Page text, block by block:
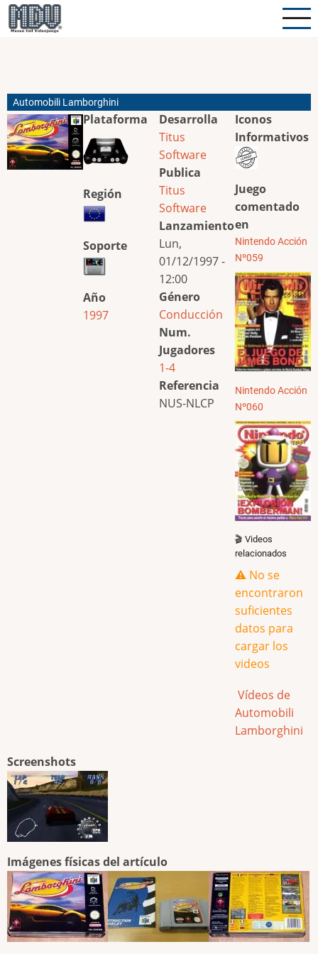
Pasar
al
Automobili Lamborghini
Plataforma
Región
Soporte
Año
1997
Desarrolla
Titus
Software
Publica
Titus
Software
Lanzamiento
Lun,
01/12/1997 -
12:00
Género
Conducción
Num.
Jugadores
1-4
Referencia
NUS-NLCP
Iconos
Informativos
Juego
comentado
en
Nintendo Acción
Nº059
Nintendo Acción
Nº060
🎬 Videos
relacionados
⚠️ No se
encontraron
suficientes
datos para
cargar los
videos
Vídeos de
Automobili
Lamborghini
Screenshots
Imágenes físicas del artículo